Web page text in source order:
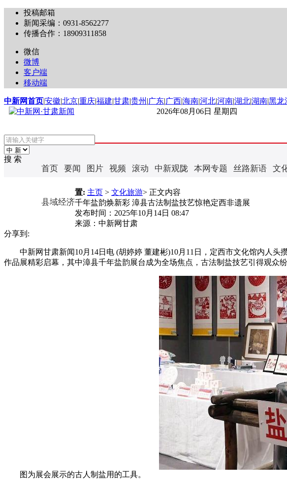
投稿邮箱
新闻采编：0931-8562277
传播合作：18909311858
微信
微博
客户端
移动端
中新网首页|安徽|北京|重庆|福建|甘肃|贵州 |广东|广西|海南|河北|河南|湖北|湖南|黑龙
2026年08月06日 星期四
搜 索
首页 要闻 图片 视频 滚动 中新观陇 本网专题 丝路新语 文
县域经济
置: 主页 > 文化旅游> 正文内容
千年盐韵焕新彩 漳县古法制盐技艺惊艳定西非遗展
发布时间： 2025年10月14日 08:47
来源： 中新网甘肃
分享到:
中新网甘肃新闻10月14日电 (胡婷婷 董建彬)10月11日，定西市文化馆内人头
作品展精彩启幕，其中漳县千年盐韵展台成为全场焦点，古法制盐技艺引得观众
图为展会展示的古人制盐用的工具。